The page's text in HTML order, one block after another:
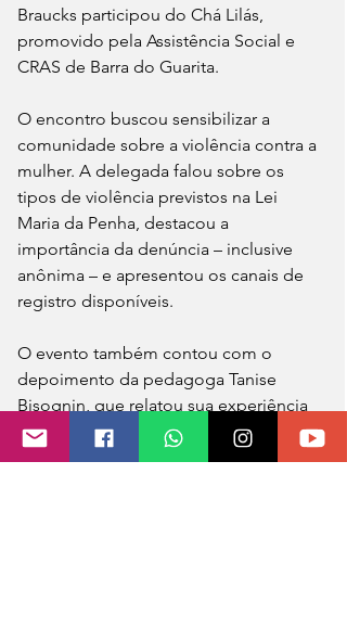
Braucks participou do Chá Lilás,
promovido pela Assistência Social e
CRAS de Barra do Guarita.
O encontro buscou sensibilizar a
comunidade sobre a violência contra a
mulher. A delegada falou sobre os
tipos de violência previstos na Lei
Maria da Penha, destacou a
importância da denúncia – inclusive
anônima – e apresentou os canais de
registro disponíveis.
O evento também contou com o
depoimento da pedagoga Tanise
Bisognin, que relatou sua experiência
de violência em um relacionamento,
emocionando os presentes.